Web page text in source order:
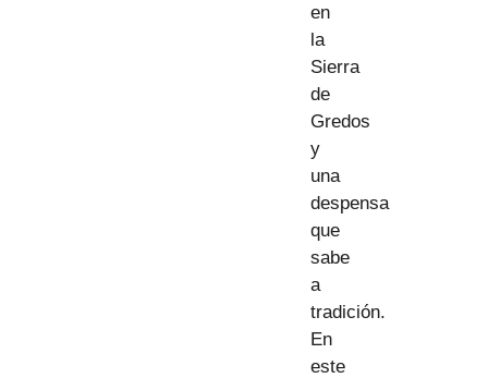
en
la
Sierra
de
Gredos
y
una
despensa
que
sabe
a
tradición.
En
este